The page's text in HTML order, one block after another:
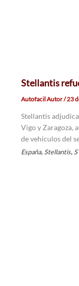
Stellantis
Autofacil Autor/23
Stellantis
Vigo y Zaragoza,
de vehículos del
España, Stellantis,